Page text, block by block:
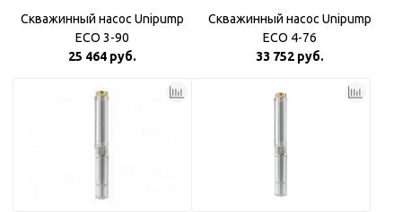
Скважинный насос Unipump
ECO 3-90
25 464 руб.
Скважинный насос Unipump
ECO 4-76
33 752 руб.